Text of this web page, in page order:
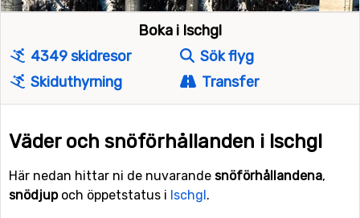
Boka i Ischgl
4349 skidresor
Sök flyg
Skiduthyrning
Transfer
Väder och snöförhållanden i Ischgl
Här nedan hittar ni de nuvarande snöförhållandena,
snödjupoch öppetstatus i Ischgl.